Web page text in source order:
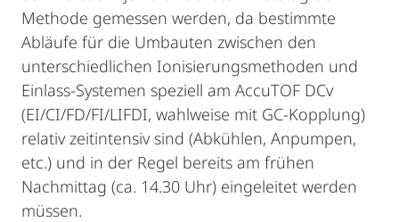
Methode gemessen werden, da bestimmte
Abläufe für die Umbauten zwischen den
unterschiedlichen Ionisierungsmethoden und
Einlass-Systemen speziell am AccuTOF DCv
(EI/CI/FD/FI/LIFDI, wahlweise mit GC-Kopplung)
relativ zeitintensiv sind (Abkühlen, Anpumpen,
etc.) und in der Regel bereits am frühen
Nachmittag (ca. 14.30 Uhr) eingeleitet werden
müssen.